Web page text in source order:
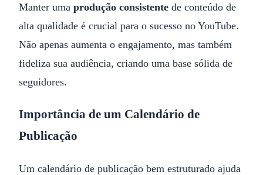
Manter uma produção consistente de conteúdo de
alta qualidade é crucial para o sucesso no YouTube.
Não apenas aumenta o engajamento, mas também
fideliza sua audiência, criando uma base sólida de
seguidores.
Importância de um Calendário de
Publicação
Um calendário de publicação bem estruturado ajuda